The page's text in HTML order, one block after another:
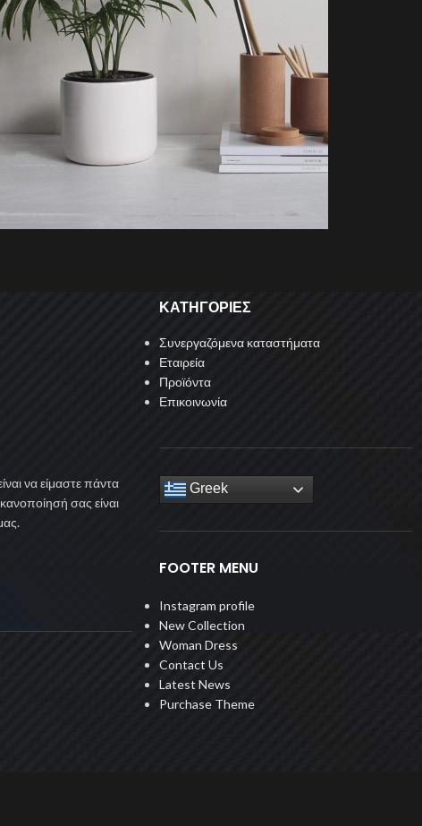
να είμαστε πάντα
σας είναι
ΚΑΤΗΓΟΡΙΕΣ
Συνεργαζόμενα καταστήματα
Εταιρεία
Προϊόντα
Επικοινωνία
Greek
FOOTER MENU
Instagram profile
New Collection
Woman Dress
Contact Us
Latest News
Purchase Theme